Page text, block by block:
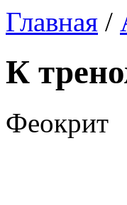
Главная /
К
Феокрит